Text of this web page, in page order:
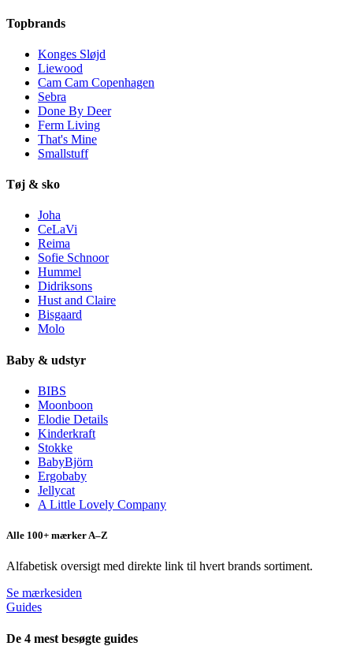
Topbrands
Konges Sløjd
Liewood
Cam Cam Copenhagen
Sebra
Done By Deer
Ferm Living
That's Mine
Smallstuff
Tøj & sko
Joha
CeLaVi
Reima
Sofie Schnoor
Hummel
Didriksons
Hust and Claire
Bisgaard
Molo
Baby & udstyr
BIBS
Moonboon
Elodie Details
Kinderkraft
Stokke
BabyBjörn
Ergobaby
Jellycat
A Little Lovely Company
Alle 100+ mærker A–Z
Alfabetisk oversigt med direkte link til hvert brands sortiment.
Se mærkesiden
Guides
De 4 mest besøgte guides